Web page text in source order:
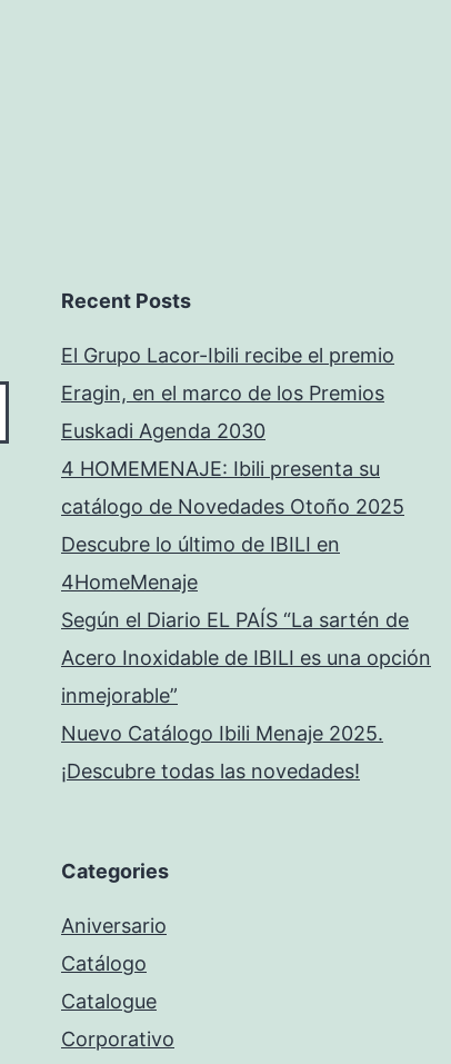
Recent Posts
El Grupo Lacor-Ibili recibe el premio
Eragin, en el marco de los Premios
Euskadi Agenda 2030
4 HOMEMENAJE: Ibili presenta su
catálogo de Novedades Otoño 2025
Descubre lo último de IBILI en
4HomeMenaje
Según el Diario EL PAÍS “La sartén de
Acero Inoxidable de IBILI es una opción
inmejorable”
Nuevo Catálogo Ibili Menaje 2025.
¡Descubre todas las novedades!
Categories
Aniversario
Catálogo
Catalogue
Corporativo